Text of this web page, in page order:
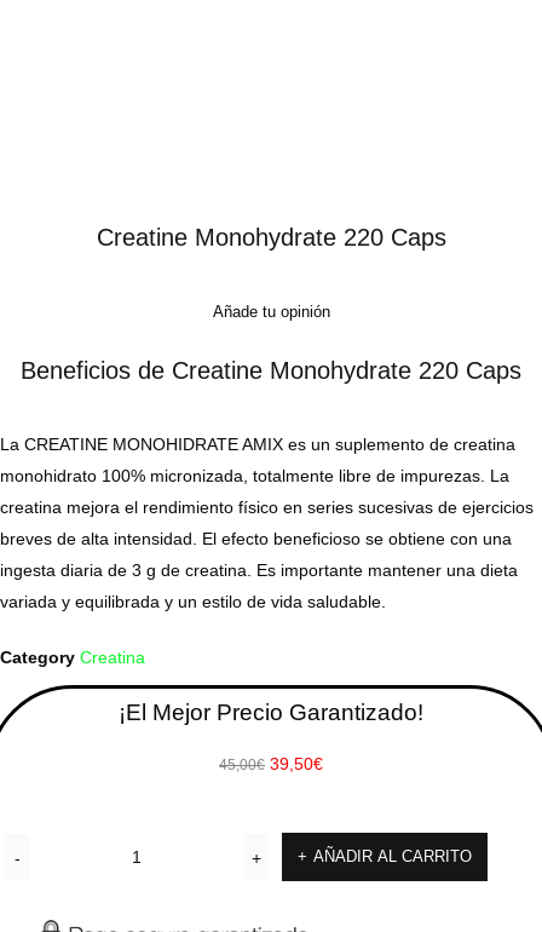
Creatine Monohydrate 220 Caps
Añade tu opinión
Beneficios de Creatine Monohydrate 220 Caps
La CREATINE MONOHIDRATE AMIX es un suplemento de creatina
monohidrato 100% micronizada, totalmente libre de impurezas. La
creatina mejora el rendimiento físico en series sucesivas de ejercicios
breves de alta intensidad. El efecto beneficioso se obtiene con una
ingesta diaria de 3 g de creatina. Es importante mantener una dieta
variada y equilibrada y un estilo de vida saludable.
Category Creatina
¡El Mejor Precio Garantizado!
45,00€ 39,50€
AÑADIR AL CARRITO